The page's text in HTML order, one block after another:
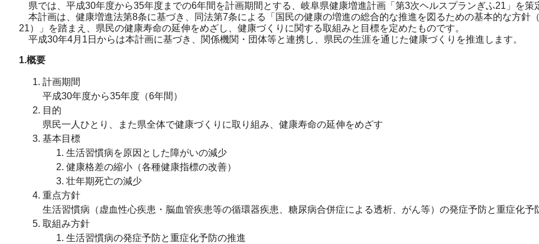
県では、平成30年度から35年度までの6年間を計画期間とする、岐阜県健康増進計画「第3次ヘルスプランぎふ21」を策
本計画は、健康増進法第8条に基づき、同法第7条による「国民の健康の増進の総合的な推進を図るための基本的な方針
21）」を踏まえ、県民の健康寿命の延伸をめざし、健康づくりに関する取組みと目標を定めたものです。
平成30年4月1日からは本計画に基づき、関係機関・団体等と連携し、県民の生涯を通じた健康づくりを推進します。
1.概要
計画期間
平成30年度から35年度（6年間）
目的
県民一人ひとり、また県全体で健康づくりに取り組み、健康寿命の延伸をめざす
基本目標
生活習慣病を原因とした障がいの減少
健康格差の縮小（各種健康指標の改善）
壮年期死亡の減少
重点方針
生活習慣病（虚血性心疾患・脳血管疾患等の循環器疾患、糖尿病合併症による透析、がん等）の発症予防と重症化予
取組み方針
生活習慣病の発症予防と重症化予防の推進